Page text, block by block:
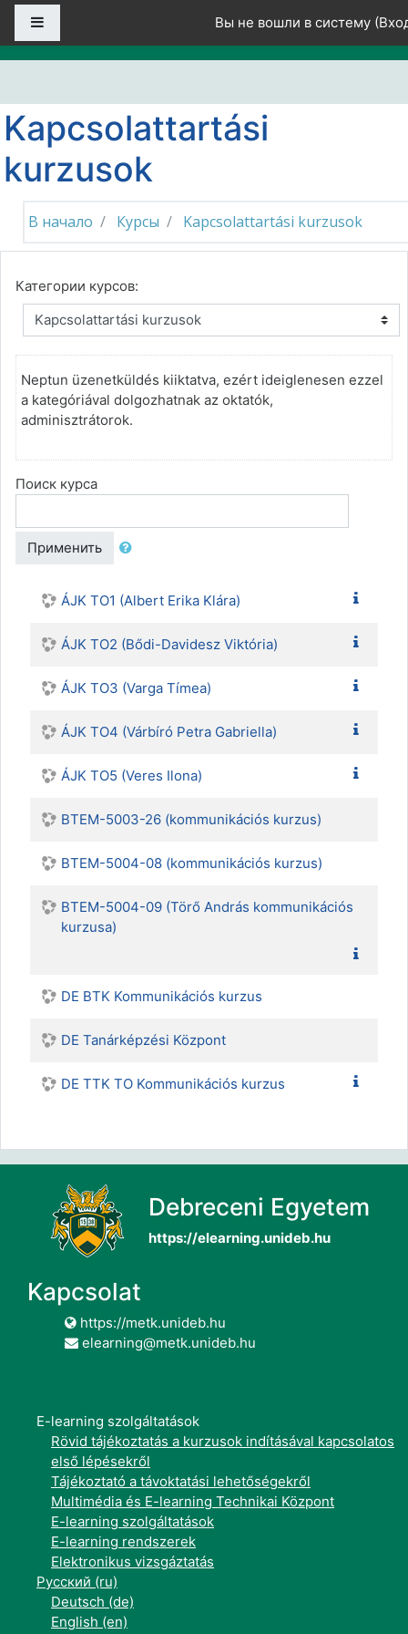
Перейти к основному содержанию
Вы не вошли в систему (
Kapcsolattartási
kurzusok
В начало Курсы Kapcsolattartási kurzusok
Категории курсов:
Neptun üzenetküldés kiiktatva, ezért ideiglenesen ezzel
a kategóriával dolgozhatnak az oktatók,
adminisztrátorok.
Поиск курса
Применить
ÁJK TO1 (Albert Erika Klára)
ÁJK TO2 (Bődi-Davidesz Viktória)
ÁJK TO3 (Varga Tímea)
ÁJK TO4 (Várbíró Petra Gabriella)
ÁJK TO5 (Veres Ilona)
BTEM-5003-26 (kommunikációs kurzus)
BTEM-5004-08 (kommunikációs kurzus)
BTEM-5004-09 (Törő András kommunikációs
kurzusa)
DE BTK Kommunikációs kurzus
DE Tanárképzési Központ
DE TTK TO Kommunikációs kurzus
Debreceni Egyetem
https://elearning.unideb.hu
Kapcsolat
https://metk.unideb.hu
elearning@metk.unideb.hu
E-learning szolgáltatások
Rövid tájékoztatás a kurzusok indításával kapcsolatos
első lépésekről
Tájékoztató a távoktatási lehetőségekről
Multimédia és E-learning Technikai Központ
E-learning szolgáltatások
E-learning rendszerek
Elektronikus vizsgáztatás
Русский ‎(ru)‎
Deutsch ‎(de)‎
English ‎(en)‎